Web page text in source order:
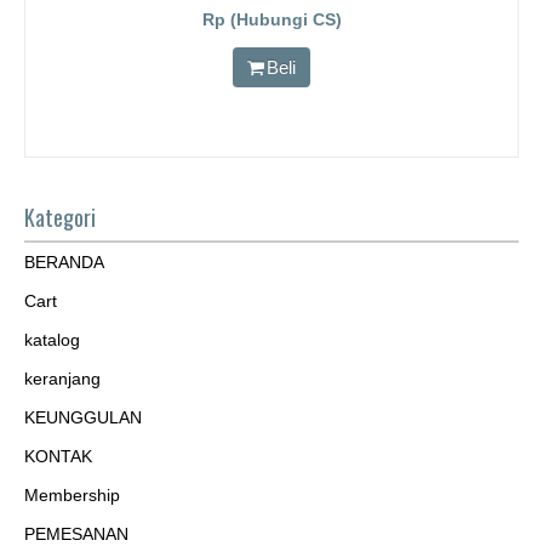
Rp (Hubungi CS)
Beli
Kategori
BERANDA
Cart
katalog
keranjang
KEUNGGULAN
KONTAK
Membership
PEMESANAN